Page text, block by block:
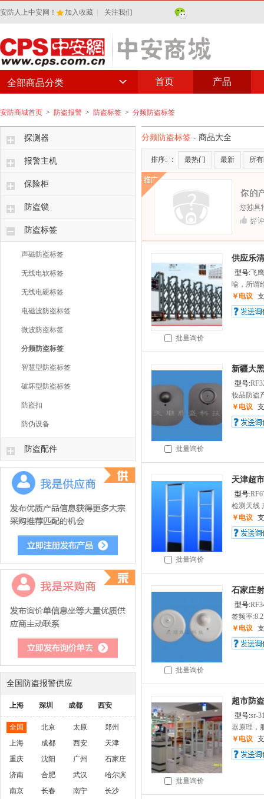
安防人上中安网！ 加入收藏 关注我们
首页 产品
全部商品分类
安防商城首页 > 防盗报警 > 防盗标签 > 分频防盗标签
探测器
报警主机
保险柜
防盗锁
防盗标签
声磁防盗标签
无线电软标签
无线电硬标签
电磁波防盗标签
微波防盗标签
分频防盗标签
智慧型防盗标签
破坏型防盗标签
防盗扣
防伪设备
防盗配件
全国防盗报警供应
上海 深圳 成都 西安
全国 北京 太原
郑州
上海
成都 西安
天津
重庆
沈阳 广州
石家庄
济南
合肥 武汉
哈尔滨
南京
长春 南宁
长沙
分频防盗标签 - 商品大全
排序: ： 最热门 最新 所
批量询价
供应乐
型号:飞
喻，所谓
￥电议
批量询价
新疆大
型号:
妆品防盗
￥电议
批量询价
天津超
型号:
检测天线
￥电议
批量询价
石家庄
型号:
签频率
￥电议
批量询价
超市防
型号:sr-
器原理，
￥电议